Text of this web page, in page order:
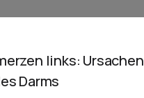
links:
Darms